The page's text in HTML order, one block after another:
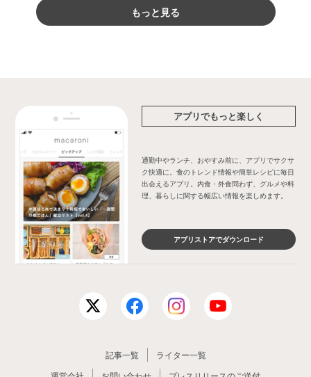
もっと見る
アプリでもっと楽しく
通勤中やランチ、おやすみ前に、アプリでサクサ
ク快適に。食のトレンド情報や簡単レシピに毎日
出会えるアプリ。内食・外食問わず、グルメや料
理、暮らしに関する幅広い情報を楽しめます。
アプリストアでダウンロード
記事一覧
ライター一覧